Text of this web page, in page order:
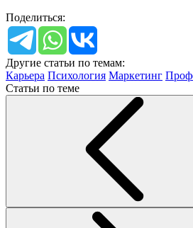
Поделиться:
Другие статьи по темам:
Карьера Психология Маркетинг
Статьи по теме